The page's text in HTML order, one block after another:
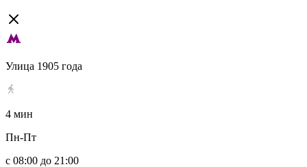
Улица 1905 года
4 мин
Пн-Пт
с 08:00 до 21:00